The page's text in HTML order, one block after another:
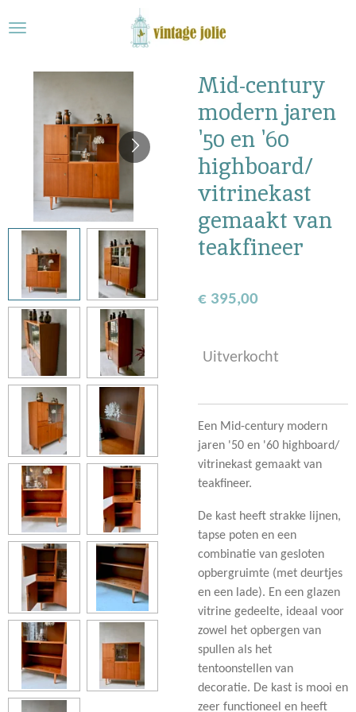
direct
Mid-century
modern jaren
'50 en '60
highboard/
vitrinekast
gemaakt van
teakfineer
€ 395,00
Uitverkocht
Een Mid-century modern
jaren '50 en '60 highboard/
vitrinekast gemaakt van
teakfineer.
De kast heeft strakke lijnen,
tapse poten en een
combinatie van gesloten
opbergruimte (met deurtjes
en een lade). En een glazen
vitrine gedeelte, ideaal voor
zowel het opbergen van
spullen als het
tentoonstellen van
decoratie. De kast is mooi en
zeer functioneel en heeft